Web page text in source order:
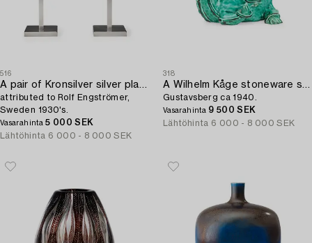
516
A pair of Kronsilver silver plated candelabra,
attributed to Rolf Engströmer,
Sweden 1930's.
Vasarahinta5 000 SEK
Lähtöhinta 6 000 - 8 000 SEK
318
A Wilhelm Kåge stoneware sculpture of a dragon puppy,
Gustavsberg ca 1940.
Vasarahinta 9 500 SEK
Lähtöhinta 6 000 - 8 000 SEK